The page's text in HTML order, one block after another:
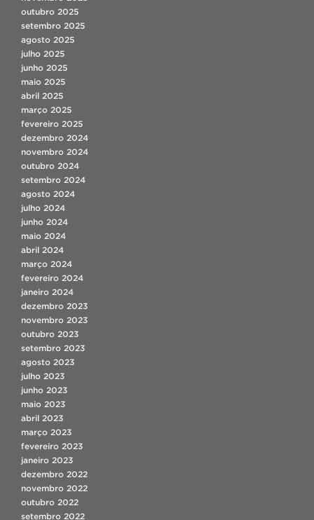
outubro 2025
setembro 2025
agosto 2025
julho 2025
junho 2025
maio 2025
abril 2025
março 2025
fevereiro 2025
dezembro 2024
novembro 2024
outubro 2024
setembro 2024
agosto 2024
julho 2024
junho 2024
maio 2024
abril 2024
março 2024
fevereiro 2024
janeiro 2024
dezembro 2023
novembro 2023
outubro 2023
setembro 2023
agosto 2023
julho 2023
junho 2023
maio 2023
abril 2023
março 2023
fevereiro 2023
janeiro 2023
dezembro 2022
novembro 2022
outubro 2022
setembro 2022